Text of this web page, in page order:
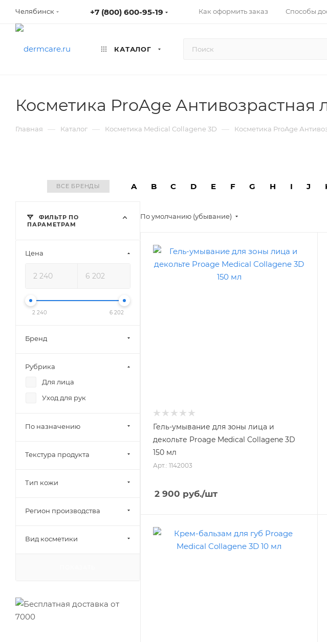
Челябинск +7 (800) 600-95-19 Как оформить заказ Способы
КАТАЛОГ
Косметика ProAge
Главная — Каталог — Косметика Medical Collagene 3D — Косметика ProAge
ВСЕ БРЕНДЫ A B C D E F G H I J
По умолчанию (убывание)
Гель-умывание для зоны лица и
декольте Proage Medical Collagene 3D
150 мл
Арт.: 1142003
2 900 руб./шт
ФИЛЬТР ПО
ПАРАМЕТРАМ
Цена
2 240 6 202
Бренд
Рубрика
Для лица
Уход для рук
По назначению
Текстура продукта
Тип кожи
Регион производства
Вид косметики